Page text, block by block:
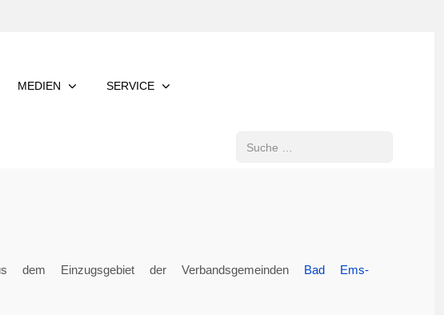
MEDIEN SERVICE
Suchen
Einzugsgebiet der Verbandsgemeinden Bad Ems-